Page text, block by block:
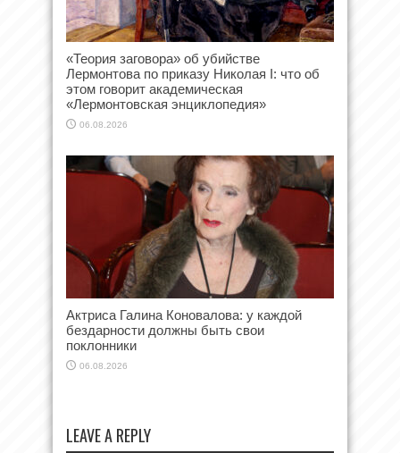
«Теория заговора» об убийстве
Лермонтова по приказу Николая I: что об
этом говорит академическая
«Лермонтовская энциклопедия»
06.08.2026
Актриса Галина Коновалова: у каждой
бездарности должны быть свои
поклонники
06.08.2026
LEAVE A REPLY